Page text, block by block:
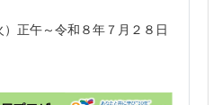
正午～令和８年７月２８日